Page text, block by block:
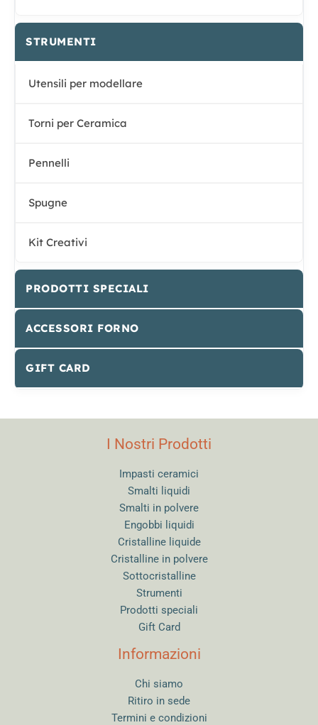
STRUMENTI
Utensili per modellare
Torni per Ceramica
Pennelli
Spugne
Kit Creativi
PRODOTTI SPECIALI
ACCESSORI FORNO
GIFT CARD
I Nostri Prodotti
Impasti ceramici
Smalti liquidi
Smalti in polvere
Engobbi liquidi
Cristalline liquide
Cristalline in polvere
Sottocristalline
Strumenti
Prodotti speciali
Gift Card
Informazioni
Chi siamo
Ritiro in sede
Termini e condizioni